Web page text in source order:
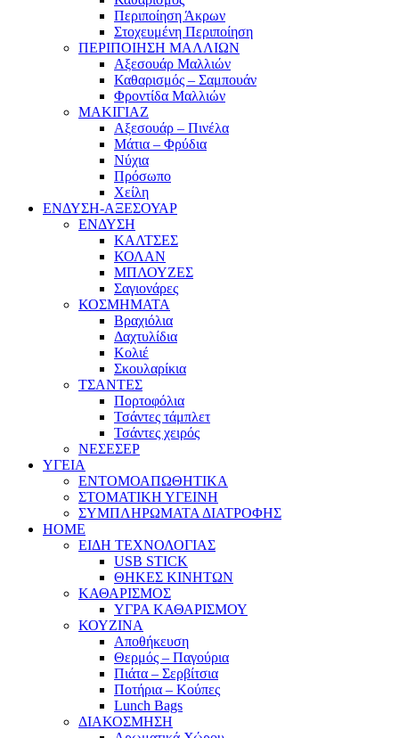
Περιποίηση Άκρων
Στοχευμένη Περιποίηση
ΠΕΡΙΠΟΙΗΣΗ ΜΑΛΛΙΩΝ
Αξεσουάρ Μαλλιών
Καθαρισμός – Σαμπουάν
Φροντίδα Μαλλιών
ΜΑΚΙΓΙΑΖ
Αξεσουάρ – Πινέλα
Μάτια – Φρύδια
Νύχια
Πρόσωπο
Χείλη
ΕΝΔΥΣΗ-ΑΞΕΣΟΥΑΡ
ΕΝΔΥΣΗ
ΚΑΛΤΣΕΣ
ΚΟΛΑΝ
ΜΠΛΟΥΖΕΣ
Σαγιονάρες
ΚΟΣΜΗΜΑΤΑ
Βραχιόλια
Δαχτυλίδια
Κολιέ
Σκουλαρίκια
ΤΣΑΝΤΕΣ
Πορτοφόλια
Τσάντες τάμπλετ
Τσάντες χειρός
ΝΕΣΕΣΕΡ
ΥΓΕΙΑ
ΕΝΤΟΜΟΑΠΩΘΗΤΙΚΑ
ΣΤΟΜΑΤΙΚΗ ΥΓΕΙΝΗ
ΣΥΜΠΛΗΡΩΜΑΤΑ ΔΙΑΤΡΟΦΗΣ
HOME
ΕΙΔΗ ΤΕΧΝΟΛΟΓΙΑΣ
USB STICK
ΘΗΚΕΣ ΚΙΝΗΤΩΝ
ΚΑΘΑΡΙΣΜΟΣ
ΥΓΡΑ ΚΑΘΑΡΙΣΜΟΥ
ΚΟΥΖΙΝΑ
Αποθήκευση
Θερμός – Παγούρια
Πιάτα – Σερβίτσια
Ποτήρια – Κούπες
Lunch Bags
ΔΙΑΚΟΣΜΗΣΗ